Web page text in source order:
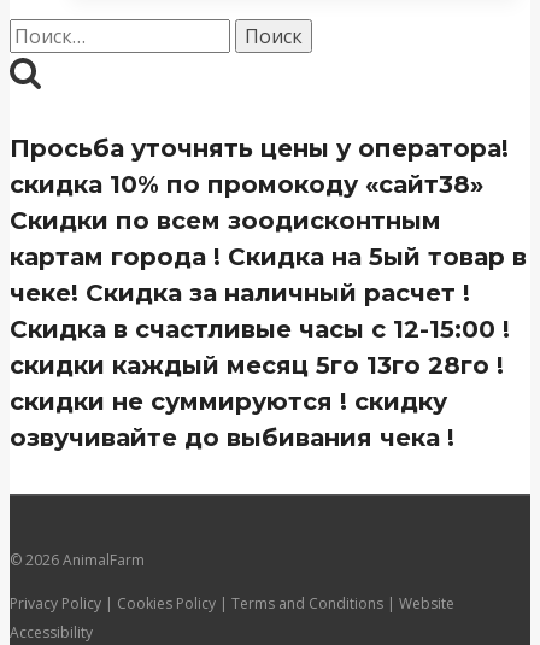
Найти:
Просьба уточнять цены у оператора!
скидка 10% по промокоду «сайт38»
Скидки по всем зоодисконтным
картам города ! Скидка на 5ый товар в
чеке! Скидка за наличный расчет !
Скидка в счастливые часы с 12-15:00 !
скидки каждый месяц 5го 13го 28го !
скидки не суммируются ! скидку
озвучивайте до выбивания чека !
© 2026 AnimalFarm
Privacy Policy | Cookies Policy | Terms and Conditions | Website
Accessibility